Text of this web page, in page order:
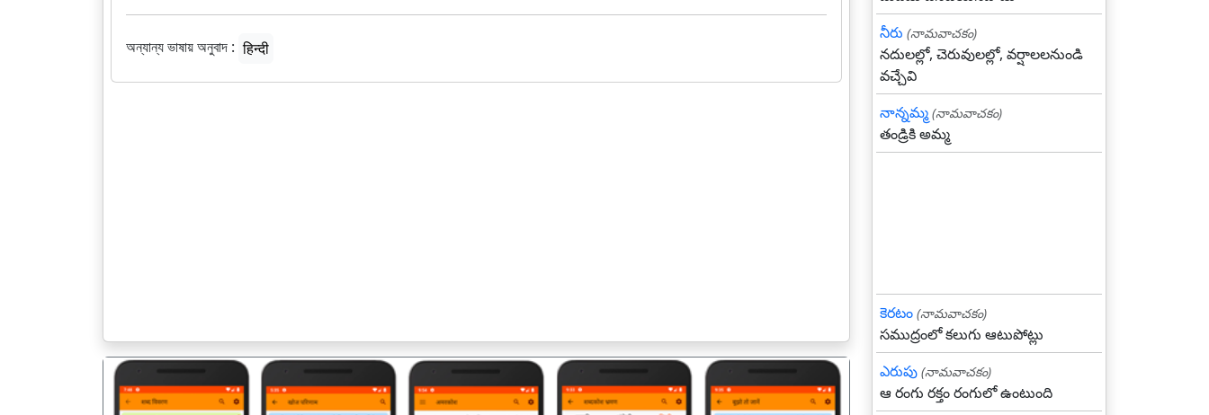
অন্যান্য ভাষায় অনুবাদ : हिन्दी
నీరు (నామవాచకం)
నదులల్లో, చెరువులల్లో, వర్షాలలనుండి
వచ్చేవి
నాన్నమ్మ (నామవాచకం)
తండ్రికి అమ్మ
కెరటం (నామవాచకం)
సముద్రంలో కలుగు ఆటుపోట్లు
ఎరుపు (నామవాచకం)
ఆ రంగు రక్తం రంగులో ఉంటుంది